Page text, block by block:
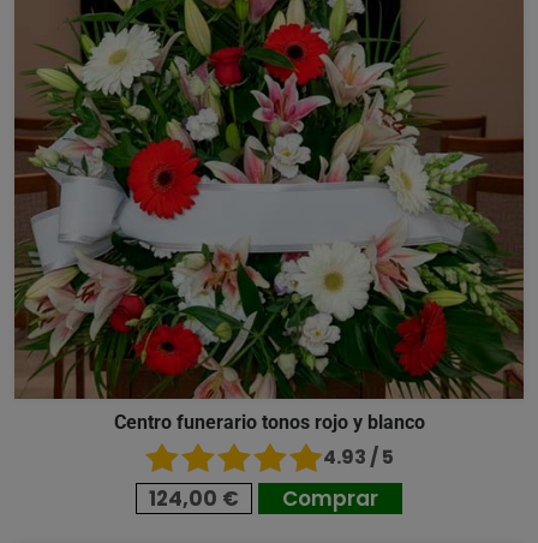
Centro funerario tonos rojo y blanco
4.93 / 5
124,00 € Comprar